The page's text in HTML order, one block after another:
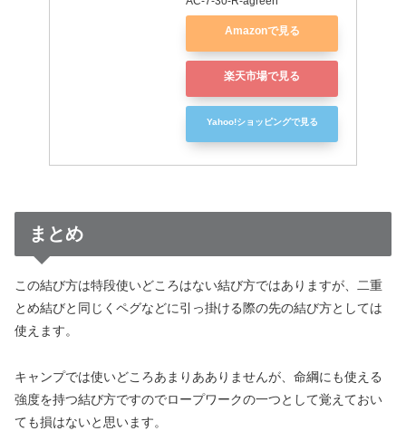
Amazonで見る
楽天市場で見る
Yahoo!ショッピングで見る
まとめ
この結び方は特段使いどころはない結び方ではありますが、二重
とめ結びと同じくペグなどに引っ掛ける際の先の結び方としては
使えます。
キャンプでは使いどころあまりあありませんが、命綱にも使える
強度を持つ結び方ですのでロープワークの一つとして覚えておい
ても損はないと思います。